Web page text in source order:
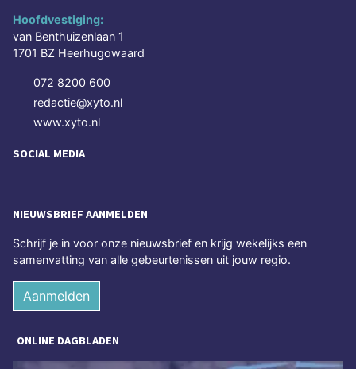
Hoofdvestiging:
van Benthuizenlaan 1
1701 BZ Heerhugowaard
072 8200 600
redactie@xyto.nl
www.xyto.nl
SOCIAL MEDIA
NIEUWSBRIEF AANMELDEN
Schrijf je in voor onze nieuwsbrief en krijg wekelijks een
samenvatting van alle gebeurtenissen uit jouw regio.
Aanmelden
ONLINE DAGBLADEN